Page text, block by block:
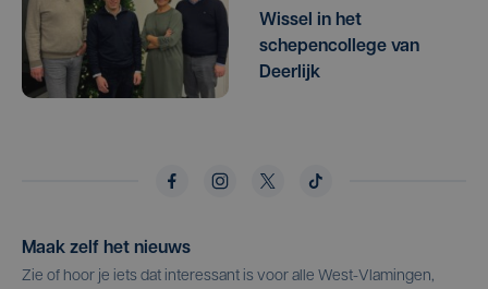
Wissel in het
schepencollege van
Deerlijk
Maak zelf het nieuws
Zie of hoor je iets dat interessant is voor alle West-Vlamingen,